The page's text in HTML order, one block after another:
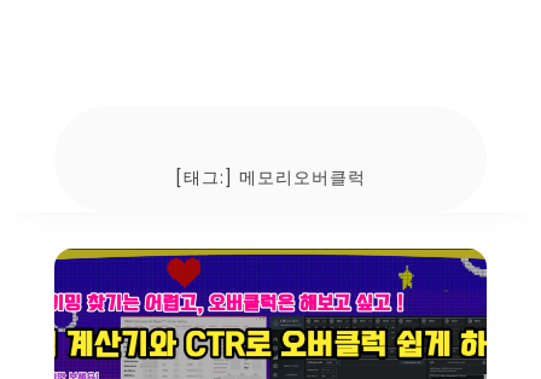
[태그:] 메모리오버클럭